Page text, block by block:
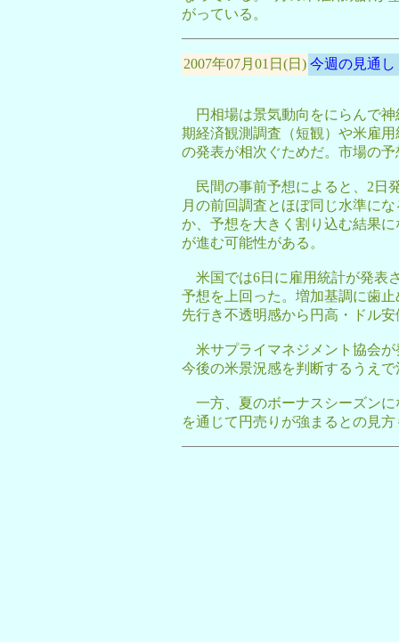
がっている。
2007年07月01日(日) 今週の見通
円相場は景気動向をにらんで神
期経済観測調査（短観）や米雇
の発表が相次ぐためだ。市場の
民間の事前予想によると、2日
月の前回調査とほぼ同じ水準に
か、予想を大きく割り込む結果
が進む可能性がある。
米国では6日に雇用統計が発表
予想を上回った。増加基調に歯
先行き不透明感から円高・ドル
米サプライマネジメント協会が
今後の米景況感を判断するうえ
一方、夏のボーナスシーズンに
を通じて円売りが強まるとの見